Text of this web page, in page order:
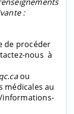
:
de procéder
nous à
ou
médicales au
informations-